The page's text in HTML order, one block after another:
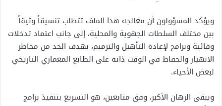
ويؤكد المسؤولون أن معالجة هذا الملف تتطلب تنسيقاً وثيقاً
بين مختلف السلطات الجهوية والمحلية، إلى جانب اعتماد تدخلات
وقائية وبرامج لإعادة التأهيل والترميم، بهدف الحد من مخاطر
الانهيار والحفاظ في الوقت ذاته على الطابع المعماري التاريخي
لبعض الأحياء.
ويبقى الرهان الأكبر، وفق متابعين، هو التسريع بتنفيذ برامج